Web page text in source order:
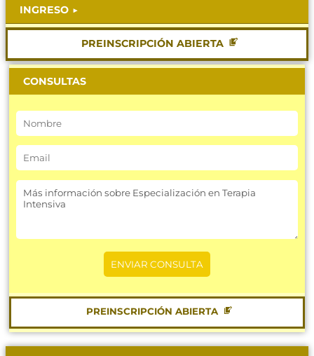
INGRESO
PREINSCRIPCIÓN ABIERTA
CONSULTAS
PREINSCRIPCIÓN ABIERTA